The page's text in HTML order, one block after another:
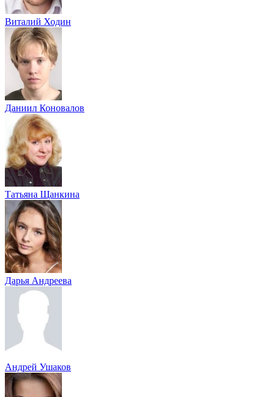
Виталий Ходин
Даниил Коновалов
Татьяна Щанкина
Дарья Андреева
Андрей Ушаков